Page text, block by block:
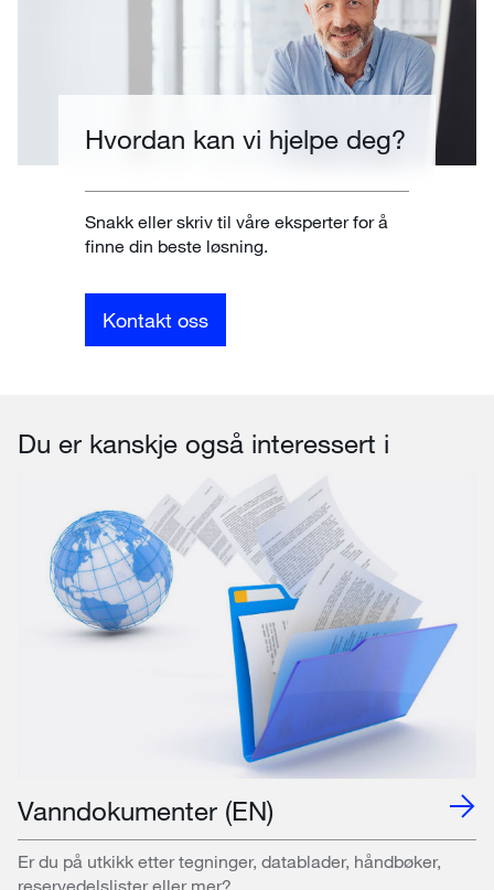
Hvordan kan vi hjelpe deg?
Snakk eller skriv til våre eksperter for å
finne din beste løsning.
Kontakt oss
Du er kanskje også interessert i
Vanndokumenter (EN)
Er du på utkikk etter tegninger, datablader, håndbøker,
reservedelslister eller mer?